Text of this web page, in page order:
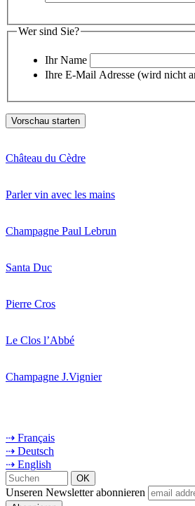
Wer sind Sie?
Ihr Name
Ihre E-Mail Adresse (wird nicht
Château du Cèdre
Parler vin avec les mains
Champagne Paul Lebrun
Santa Duc
Pierre Cros
Le Clos l’Abbé
Champagne J.Vignier
⇢ Français
⇢ Deutsch
⇢ English
Unseren Newsletter abonnieren